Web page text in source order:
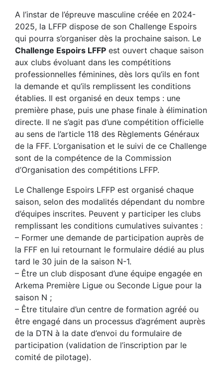
A l’instar de l’épreuve masculine créée en 2024-
2025, la LFFP dispose de son Challenge Espoirs
qui pourra s’organiser dès la prochaine saison. Le
Challenge Espoirs LFFP est ouvert chaque saison
aux clubs évoluant dans les compétitions
professionnelles féminines, dès lors qu’ils en font
la demande et qu’ils remplissent les conditions
établies. Il est organisé en deux temps : une
première phase, puis une phase finale à élimination
directe. Il ne s’agit pas d’une compétition officielle
au sens de l’article 118 des Règlements Généraux
de la FFF. L’organisation et le suivi de ce Challenge
sont de la compétence de la Commission
d’Organisation des compétitions LFFP.
Le Challenge Espoirs LFFP est organisé chaque
saison, selon des modalités dépendant du nombre
d’équipes inscrites. Peuvent y participer les clubs
remplissant les conditions cumulatives suivantes :
– Former une demande de participation auprès de
la FFF en lui retournant le formulaire dédié au plus
tard le 30 juin de la saison N-1.
– Être un club disposant d’une équipe engagée en
Arkema Première Ligue ou Seconde Ligue pour la
saison N ;
– Être titulaire d’un centre de formation agréé ou
être engagé dans un processus d’agrément auprès
de la DTN à la date d’envoi du formulaire de
participation (validation de l’inscription par le
comité de pilotage).